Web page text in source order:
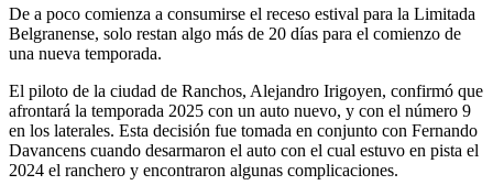
De a poco comienza a consumirse el receso estival para la Limitada
Belgranense, solo restan algo más de 20 días para el comienzo de
una nueva temporada.
El piloto de la ciudad de Ranchos, Alejandro Irigoyen, confirmó que
afrontará la temporada 2025 con un auto nuevo, y con el número 9
en los laterales. Esta decisión fue tomada en conjunto con Fernando
Davancens cuando desarmaron el auto con el cual estuvo en pista el
2024 el ranchero y encontraron algunas complicaciones.